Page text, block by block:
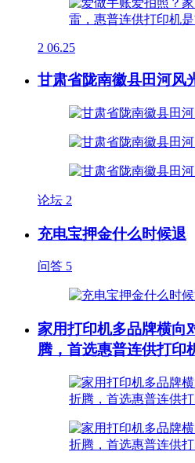
2 06.25
甘肃省陇南徽县田河风
论坛 2
充电宝押金什么时候退
问答 5
家用打印机多品牌横向
腾，首选惠普连供打印